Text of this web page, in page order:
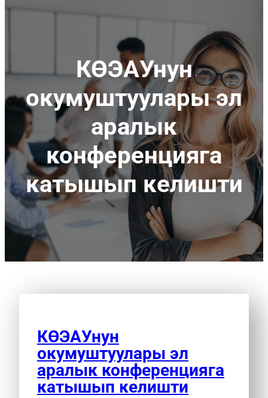
КӨЭАУнун
окумуштуулары эл
аралык
конференцияга
катышып келишти
КӨЭАУнун
окумуштуулары эл
аралык конференцияга
катышып келишти